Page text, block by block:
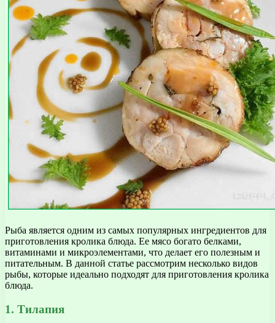
Рыба является одним из самых популярных ингредиентов для
приготовления кролика блюда. Ее мясо богато белками,
витаминами и микроэлементами, что делает его полезным и
питательным. В данной статье рассмотрим несколько видов
рыбы, которые идеально подходят для приготовления кролика
блюда.
1. Тилапия